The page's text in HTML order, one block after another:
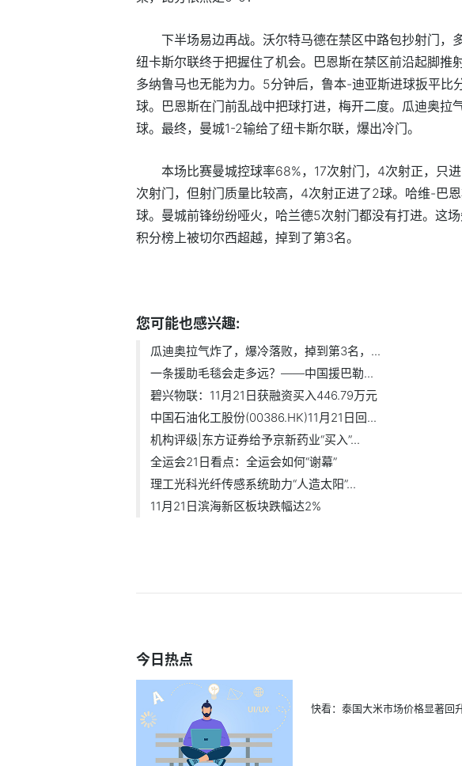
下半场易边再战。沃尔特马德在禁区中路包抄射门，
纽卡斯尔联终于把握住了机会。巴恩斯在禁区前沿起脚推
多纳鲁马也无能为力。5分钟后，鲁本-迪亚斯进球扳平比
球。巴恩斯在门前乱战中把球打进，梅开二度。瓜迪奥拉
球。最终，曼城1-2输给了纽卡斯尔联，爆出冷门。
本场比赛曼城控球率68%，17次射门，4次射正，只
次射门，但射门质量比较高，4次射正进了2球。哈维-巴
球。曼城前锋纷纷哑火，哈兰德5次射门都没有打进。这
积分榜上被切尔西超越，掉到了第3名。
您可能也感兴趣:
瓜迪奥拉气炸了，爆冷落败，掉到第3名，...
一条援助毛毯会走多远？——中国援巴勒...
碧兴物联：11月21日获融资买入446.79万元
中国石油化工股份(00386.HK)11月21日回...
机构评级|东方证券给予京新药业“买入”...
全运会21日看点：全运会如何“谢幕”
理工光科光纤传感系统助力“人造太阳”...
11月21日滨海新区板块跌幅达2%
今日热点
快看：泰国大米市场价格显著回